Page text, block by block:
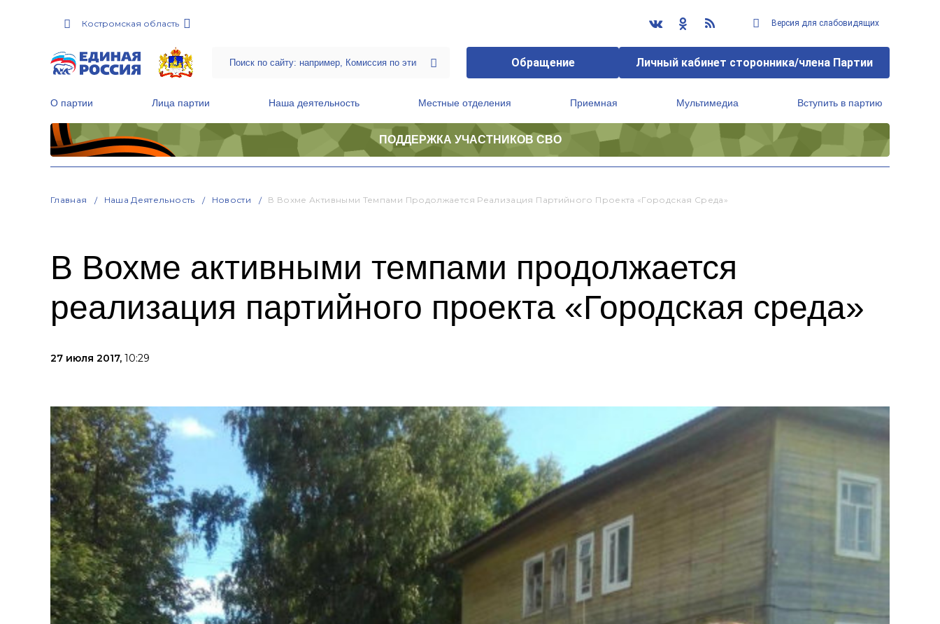
Костромская область Версия для слабовидящих
Обращение Личный кабинет сторонника/члена Партии
О партии Лица партии Наша деятельность Местные отделения Приемная Мультимедиа Вступить в партию
ПОДДЕРЖКА УЧАСТНИКОВ СВО
Главная Наша Деятельность Новости В Вохме Активными Темпами Продолжается Реализация Партийного Проекта «Городская Среда»
В Вохме активными темпами продолжается
реализация партийного проекта «Городская среда»
27 июля 2017, 10:29